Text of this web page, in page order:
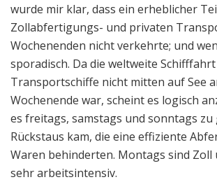
wurde mir klar, dass ein erheblicher
Zollabfertigungs- und privaten
Wochenenden nicht verkehrte; und
sporadisch. Da die weltweite Schifffahrt
Transportschiffe nicht mitten auf See
Wochenende war, scheint es logisch
es freitags, samstags und sonntags
Rückstaus kam, die eine effiziente
Waren behinderten. Montags sind
sehr arbeitsintensiv.